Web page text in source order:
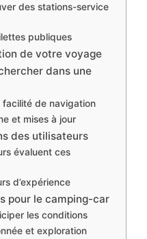
des stations-service
publiques
de votre voyage
dans une
de navigation
et mises à jour
des utilisateurs
évaluent ces
d’expérience
pour le camping-car
les conditions
et exploration